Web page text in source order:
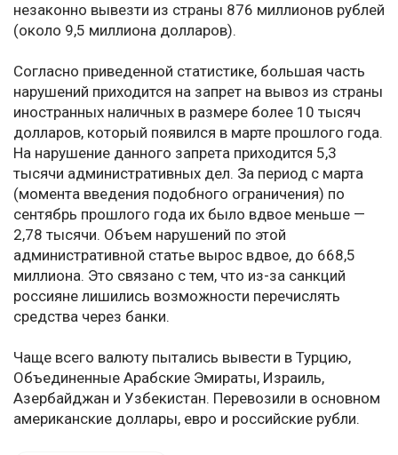
незаконно вывезти из страны 876 миллионов рублей
(около 9,5 миллиона долларов).
Согласно приведенной статистике, большая часть
нарушений приходится на запрет на вывоз из страны
иностранных наличных в размере более 10 тысяч
долларов, который появился в марте прошлого года.
На нарушение данного запрета приходится 5,3
тысячи административных дел. За период с марта
(момента введения подобного ограничения) по
сентябрь прошлого года их было вдвое меньше —
2,78 тысячи. Объем нарушений по этой
административной статье вырос вдвое, до 668,5
миллиона. Это связано с тем, что из-за санкций
россияне лишились возможности перечислять
средства через банки.
Чаще всего валюту пытались вывести в Турцию,
Объединенные Арабские Эмираты, Израиль,
Азербайджан и Узбекистан. Перевозили в основном
американские доллары, евро и российские рубли.